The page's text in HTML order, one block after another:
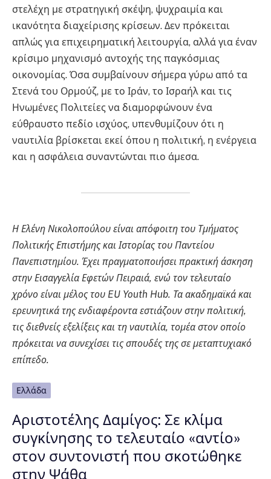
στελέχη με στρατηγική σκέψη, ψυχραιμία και
ικανότητα διαχείρισης κρίσεων. Δεν πρόκειται
απλώς για επιχειρηματική λειτουργία, αλλά για έναν
κρίσιμο μηχανισμό αντοχής της παγκόσμιας
οικονομίας. Όσα συμβαίνουν σήμερα γύρω από τα
Στενά του Ορμούζ, με το Ιράν, το Ισραήλ και τις
Ηνωμένες Πολιτείες να διαμορφώνουν ένα
εύθραυστο πεδίο ισχύος, υπενθυμίζουν ότι η
ναυτιλία βρίσκεται εκεί όπου η πολιτική, η ενέργεια
και η ασφάλεια συναντώνται πιο άμεσα.
Η Ελένη Νικολοπούλου είναι απόφοιτη του Τμήματος
Πολιτικής Επιστήμης και Ιστορίας του Παντείου
Πανεπιστημίου. Έχει πραγματοποιήσει πρακτική άσκηση
στην Εισαγγελία Εφετών Πειραιά, ενώ τον τελευταίο
χρόνο είναι μέλος του EU Youth Hub. Τα ακαδημαϊκά και
ερευνητικά της ενδιαφέροντα εστιάζουν στην πολιτική,
τις διεθνείς εξελίξεις και τη ναυτιλία, τομέα στον οποίο
πρόκειται να συνεχίσει τις σπουδές της σε μεταπτυχιακό
επίπεδο.
Ελλάδα
Αριστοτέλης Δαμίγος: Σε κλίμα
συγκίνησης το τελευταίο «αντίο»
στον συντονιστή που σκοτώθηκε
στην Ψάθα